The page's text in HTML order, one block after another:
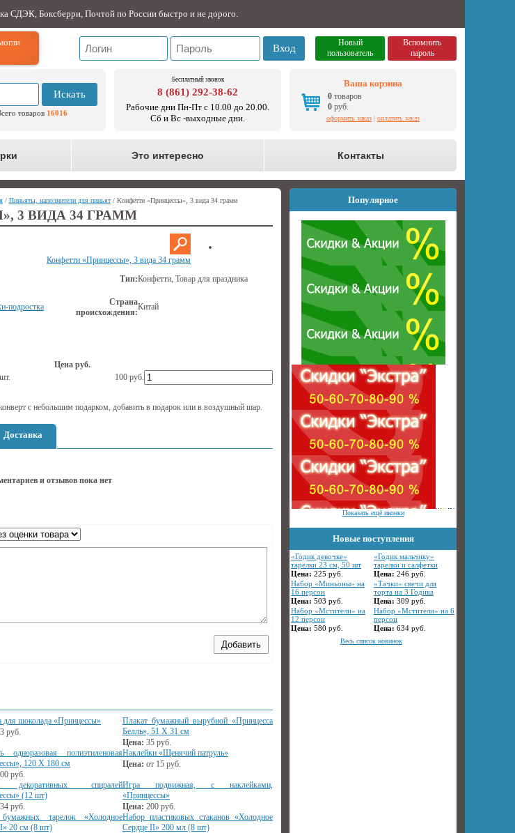
СДЭК, Боксберри, Почтой по России быстро и не дорого.
Вход
Новый
пользователь
Вспомнить
пароль
Искать
товаров 16016
Бесплатный звонок
8 (861) 292-38-62
Рабочие дни Пн-Пт с 10.00 до 20.00.
Сб и Вс -выходные дни.
Ваша корзина
0 товаров
0 руб.
оформить заказ | оплатить заказ
Это интересно Контакты
/ Пиньяты, наполнители для пиньят/ Конфетти «Принцессы», 3 вида 34 грамм
3 ВИДА 34 ГРАММ
Конфетти «Принцессы», 3 вида 34 грамм
Тип:Конфетти, Товар для праздника
подростка
Страна
происхождения:
Китай
Цена руб.
100 руб.
с небольшим подарком, добавить в подарок или в воздушный шар.
Доставка
и отзывов пока нет
для шоколада «Принцессы»
руб.
Плакат бумажный вырубной «Принцесса
Белль», 51 Х 31 см
Цена: 35 руб.
одноразовая полиэтиленовая
120 Х 180 см
руб.
Наклейки «Щенячий патруль»
Цена: от 15 руб.
декоративных спиралей
(12 шт)
руб.
Игра подвижная, с наклейками,
«Принцессы»
Цена: 200 руб.
тарелок «Холодное
20 см (8 шт)
Набор пластиковых стаканов «Холодное
Сердце II» 200 мл (8 шт)
Популярное
Показать ещё иконки
Новые поступления
«Годик девочке»
тарелки 23 см, 50 шт
Цена: 225 руб.
«Годик мальчику»
тарелки и салфетки
Цена: 246 руб.
Набор «Миньоны» на
16 персон
Цена: 503 руб.
«Тачки» свечи для
торта на 3 Годика
Цена: 309 руб.
Набор «Мстители» на
12 персон
Цена: 580 руб.
Набор «Мстители» на 6
персон
Цена: 634 руб.
Весь список новинок